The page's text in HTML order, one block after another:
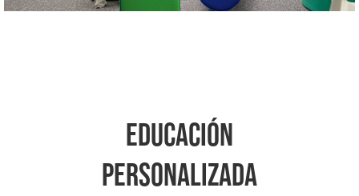
EDUCACIÓN
PERSONALIZADA